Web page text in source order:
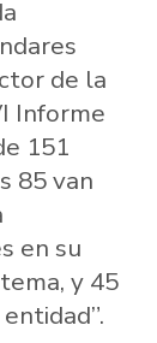
de la
Informe
151
85 van
en su
y 45